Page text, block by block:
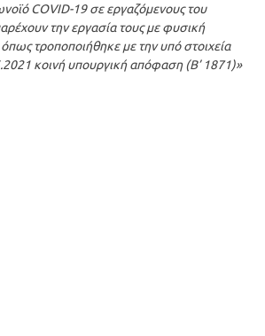
COVID-19 σε εργαζόμενους του
την εργασία τους με φυσική
τροποποιήθηκε με την υπό στοιχεία
κοινή υπουργική απόφαση (Β’ 1871)»